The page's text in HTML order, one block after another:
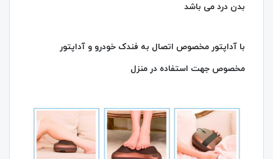
بدن درد می باشد
با آداپتور مخصوص اتصال به فندک خودرو و آداپتور
مخصوص جهت استفاده در منزل